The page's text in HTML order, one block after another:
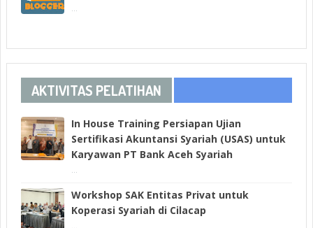
AKTIVITAS PELATIHAN
In House Training Persiapan Ujian
Sertifikasi Akuntansi Syariah (USAS) untuk
Karyawan PT Bank Aceh Syariah
Workshop SAK Entitas Privat untuk
Koperasi Syariah di Cilacap